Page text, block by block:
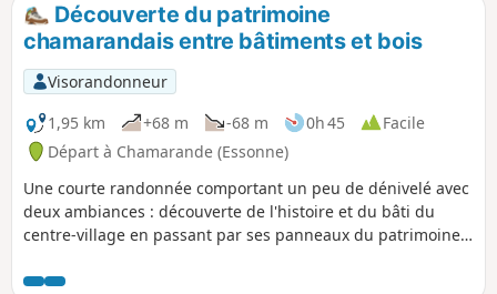
Découverte du patrimoine
chamarandais entre bâtiments et bois
Visorandonneur
1,95 km
+68 m -68 m 0h 45
Facile
Départ à Chamarande (Essonne)
Une courte randonnée comportant un peu de dénivelé avec
deux ambiances : découverte de l'histoire et du bâti du
centre-village en passant par ses panneaux du patrimoine,
coteau avec découverte du calvaire.